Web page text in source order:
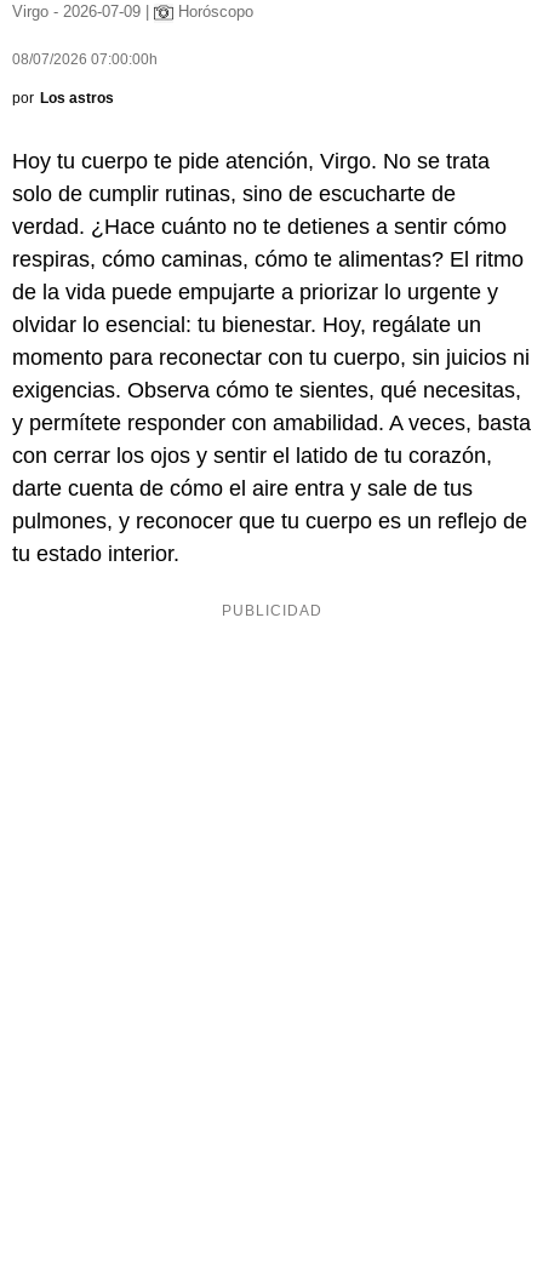
Virgo - 2026-07-09 | Horóscopo
08/07/2026 07:00:00h
por Los astros
Hoy tu cuerpo te pide atención, Virgo. No se trata
solo de cumplir rutinas, sino de escucharte de
verdad. ¿Hace cuánto no te detienes a sentir cómo
respiras, cómo caminas, cómo te alimentas? El ritmo
de la vida puede empujarte a priorizar lo urgente y
olvidar lo esencial: tu bienestar. Hoy, regálate un
momento para reconectar con tu cuerpo, sin juicios ni
exigencias. Observa cómo te sientes, qué necesitas,
y permítete responder con amabilidad. A veces, basta
con cerrar los ojos y sentir el latido de tu corazón,
darte cuenta de cómo el aire entra y sale de tus
pulmones, y reconocer que tu cuerpo es un reflejo de
tu estado interior.